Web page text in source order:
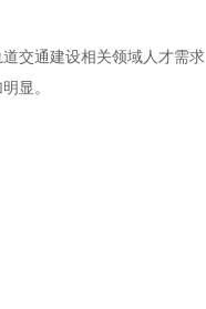
交通建设相关领域人才需求
显。